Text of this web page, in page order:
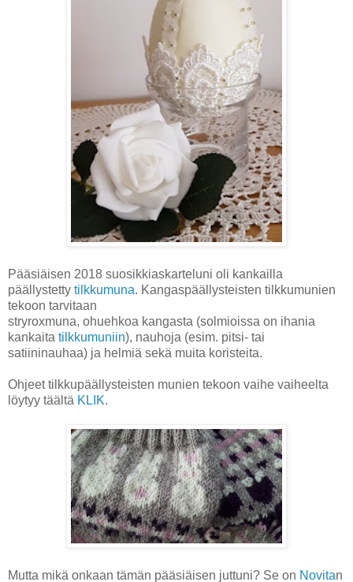
Pääsiäisen 2018 suosikkiaskarteluni oli kankailla
päällystetty tilkkumuna. Kangaspäällysteisten tilkkumunien
tekoon tarvitaan
stryroxmuna, ohuehkoa kangasta (solmioissa on ihania
kankaita tilkkumuniin), nauhoja (esim. pitsi- tai
satiininauhaa) ja helmiä sekä muita koristeita.
Ohjeet tilkkupäällysteisten munien tekoon vaihe vaiheelta
löytyy täältä KLIK.
Mutta mikä onkaan tämän pääsiäisen juttuni? Se on Novitan